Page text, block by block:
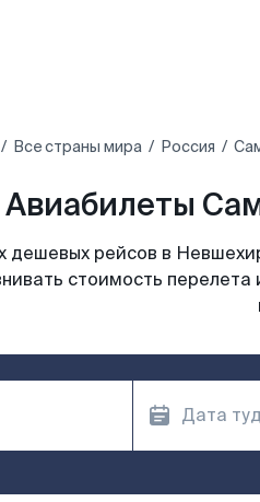
Все страны мира Россия
Авиабилеты
дешевых рейсов в
стоимость